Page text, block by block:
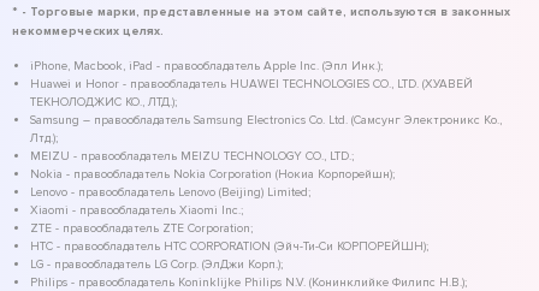
* - Торговые марки, представленные на этом сайте, используются в законных
некоммерческих целях.
iPhone, Macbook, iPad - правообладатель Apple Inc. (Эпл Инк.);
Huawei и Honor - правообладатель HUAWEI TECHNOLOGIES CO., LTD. (ХУАВЕЙ
ТЕКНОЛОДЖИС КО., ЛТД.);
Samsung – правообладатель Samsung Electronics Co. Ltd. (Самсунг Электроникс Ко.,
Лтд.);
MEIZU - правообладатель MEIZU TECHNOLOGY CO., LTD.;
Nokia - правообладатель Nokia Corporation (Нокиа Корпорейшн);
Lenovo - правообладатель Lenovo (Beijing) Limited;
Xiaomi - правообладатель Xiaomi Inc.;
ZTE - правообладатель ZTE Corporation;
HTC - правообладатель HTC CORPORATION (Эйч-Ти-Си КОРПОРЕЙШН);
LG - правообладатель LG Corp. (ЭлДжи Корп.);
Philips - правообладатель Koninklijke Philips N.V. (Конинклийке Филипс Н.В.);